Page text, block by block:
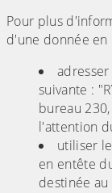
Pour plus
d'une donnée en
suivante :
bureau
l'attention
utiliser le
en entête
destinée